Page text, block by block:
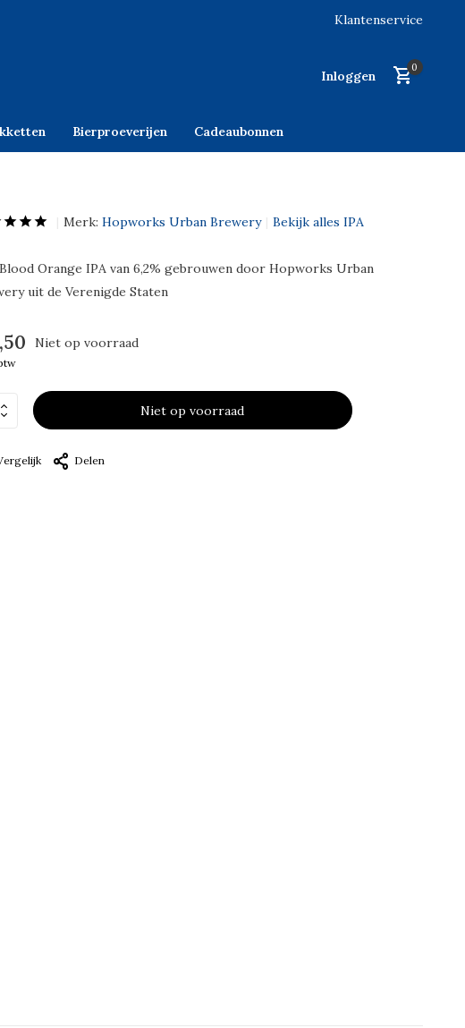
Klantenservice
Inloggen
0
Bierproeverijen Cadeaubonnen
Merk: Hopworks Urban Brewery Bekijk alles IPA
Orange IPA van 6,2% gebrouwen door Hopworks Urban
uit de Verenigde Staten
Niet op voorraad
Niet op voorraad
Delen